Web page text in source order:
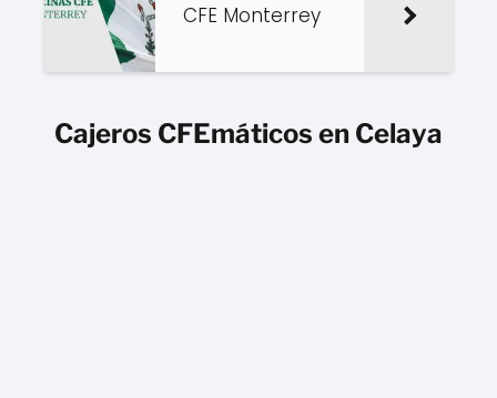
CFE Monterrey
Cajeros CFEmáticos en Celaya